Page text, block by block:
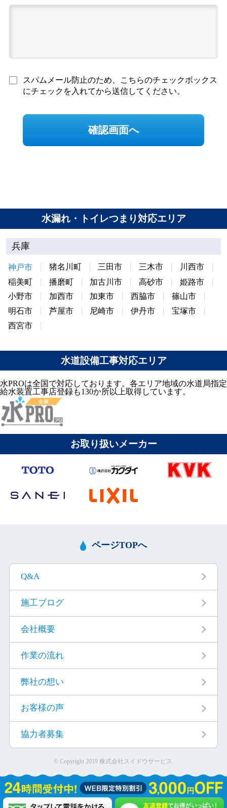
スパムメール防止のため、こちらのチェックボックス
にチェックを入れてから送信してください。
確認画面へ
水漏れ・トイレつまり対応エリア
兵庫
神戸市 猪名川町 三田市 三木市
川西市
稲美町
播磨町 加古川市 高砂市
姫路市
小野市
加西市 加東市 西脇市
篠山市
明石市
芦屋市 尼崎市 伊丹市
宝塚市
西宮市
水道設備工事対応エリア
水PROは全国で対応しております。各エリア地域の水道局指定
給水装置工事店登録も130か所以上取得しています。
お取り扱いメーカー
ページTOPへ
Q&A
施工ブログ
会社概要
作業の流れ
弊社の想い
お客様の声
協力者募集
© Copyright 2019 株式会社スイドウサービス.